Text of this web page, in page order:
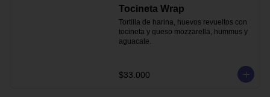
Tocineta Wrap
Tortilla de harina, huevos revueltos con
tocineta y queso mozzarella, hummus y
aguacate.
$33.000